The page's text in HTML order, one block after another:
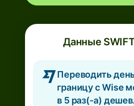
Данные
Переводить
границу с Wise
в 5 раз(-а)